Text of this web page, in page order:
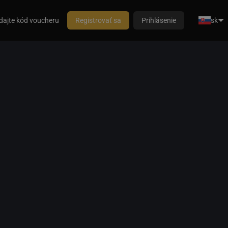
kód voucheru Registrovať sa Prihlásenie sk